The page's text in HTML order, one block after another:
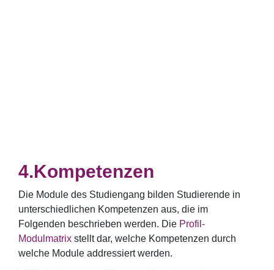
Kompetenzen
Die Module des Studiengang bilden Studierende in
unterschiedlichen Kompetenzen aus, die im
Folgenden beschrieben werden. Die Profil-
Modulmatrix stellt dar, welche Kompetenzen durch
welche Module addressiert werden.